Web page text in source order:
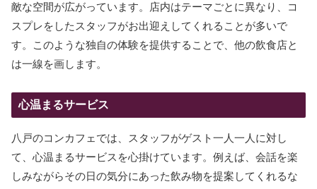
敵な空間が広がっています。店内はテーマごとに異なり、コ
スプレをしたスタッフがお出迎えしてくれることが多いで
す。このような独自の体験を提供することで、他の飲食店と
は一線を画します。
心温まるサービス
八戸のコンカフェでは、スタッフがゲスト一人一人に対し
て、心温まるサービスを心掛けています。例えば、会話を楽
しみながらその日の気分にあった飲み物を提案してくれるな